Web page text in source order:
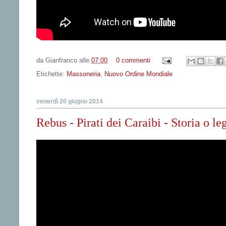
da Gianfranco alle 07:00
0 commenti
Etichette: Massoneria, Nuovo Ordine Mondiale
venerdì 20 giugno 2014
Rebus - Pirati dei Caraibi - Storia o